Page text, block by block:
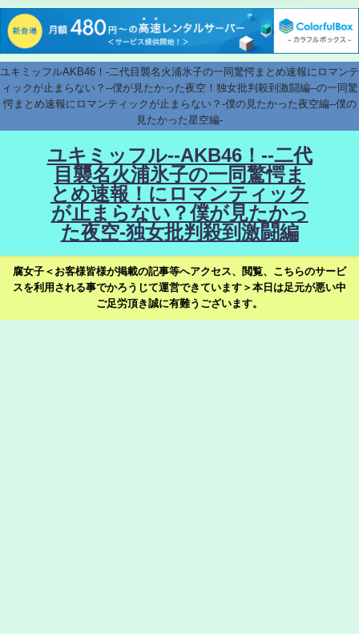
ユキミッフルAKB46！-二代目襲名火浦氷子の一同驚愕まとめ速報にロマンテ
ィックが止まらない？--僕が見たかった夜空！独女批判殺到激闘編--の一同驚
愕まとめ速報にロマンティックが止まらない？-僕の見たかった夜空編--僕の
見たかった星空編-
ユキミッフル--AKB46！--二代
目襲名火浦氷子の一同驚愕ま
とめ速報！にロマンティック
が止まらない？僕が見たかっ
た夜空-独女批判殺到激闘編
腐女子＜お客様皆様が掲載の記事等へアクセス、閲覧、こちらのサービ
スを利用される事でかろうじて運営できています＞本日は足元が悪い中
ご足労頂き誠に有難うございます。